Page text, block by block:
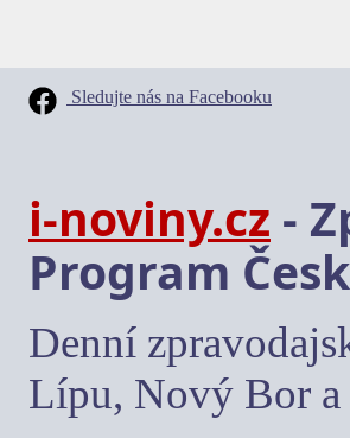
Sledujte nás na Facebooku
i-noviny.cz -
Program
Denní
Lípu, Nový Bor a